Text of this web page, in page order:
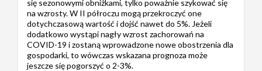
się sezonowymi obniżkami, tylko poważnie szykować się
na wzrosty. W II półroczu mogą przekroczyć one
dotychczasową wartość i dojść nawet do 5%. Jeżeli
dodatkowo wystąpi nagły wzrost zachorowań na
COVID-19 i zostaną wprowadzone nowe obostrzenia dla
gospodarki, to wówczas wskazana prognoza może
jeszcze się pogorszyć o 2-3%.